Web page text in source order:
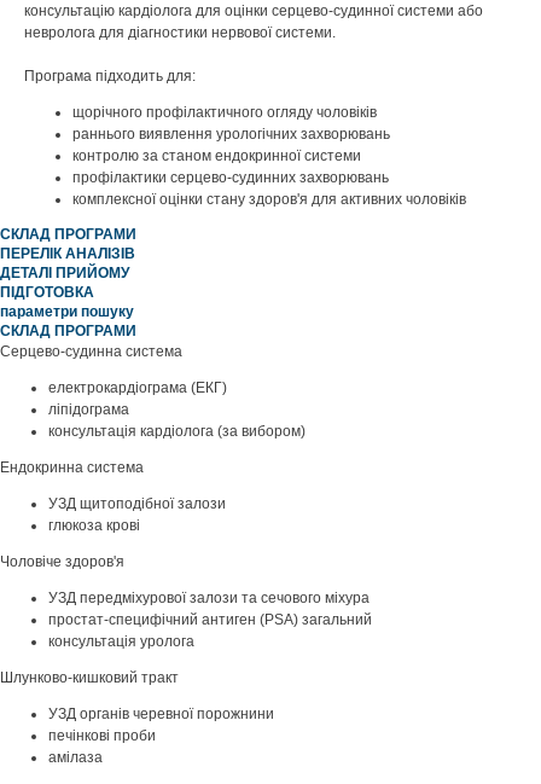
консультацію кардіолога для оцінки серцево-судинної системи або
невролога для діагностики нервової системи.
Програма підходить для:
щорічного профілактичного огляду чоловіків
раннього виявлення урологічних захворювань
контролю за станом ендокринної системи
профілактики серцево-судинних захворювань
комплексної оцінки стану здоров'я для активних чоловіків
СКЛАД ПРОГРАМИ
ПЕРЕЛІК АНАЛІЗІВ
ДЕТАЛІ ПРИЙОМУ
ПІДГОТОВКА
параметри пошуку
СКЛАД ПРОГРАМИ
Серцево-судинна система
електрокардіограма (ЕКГ)
ліпідограма
консультація кардіолога (за вибором)
Ендокринна система
УЗД щитоподібної залози
глюкоза крові
Чоловіче здоров'я
УЗД передміхурової залози та сечового міхура
простат-специфічний антиген (PSA) загальний
консультація уролога
Шлунково-кишковий тракт
УЗД органів черевної порожнини
печінкові проби
амілаза